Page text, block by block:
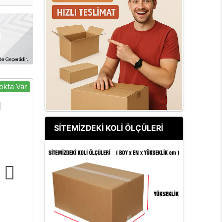
Var
SİTEMİZDEKİ KOLİ ÖLÇÜLERİ